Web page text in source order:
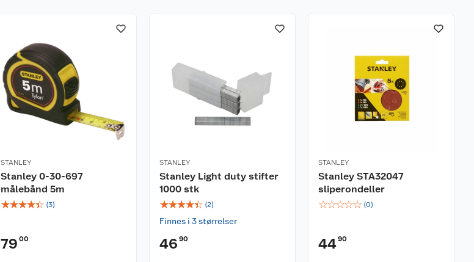
STANLEY
Stanley 0-30-697
målebånd 5m
☆☆☆☆☆ (3)
79 00
STANLEY
Stanley Light duty stifter
1000 stk
☆☆☆☆☆ (2)
Finnes i 3 størrelser
46 90
STANLEY
Stanley STA32047
sliperondeller
☆☆☆☆☆ (0)
4490